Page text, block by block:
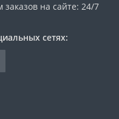
заказов на сайте: 24/7
сетях: